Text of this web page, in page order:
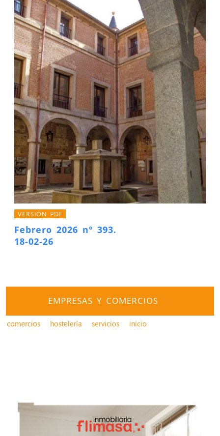
VERSIÓN PDF
Febrero 2026 nº 393.
18-02-26
EMPRESAS Y COMERCIOS
comercios hostelería servicios inicio